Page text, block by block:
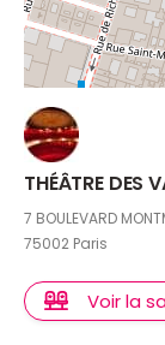
THÉÂTRE DES
7 BOULEVARD
75002 Paris
Voir la